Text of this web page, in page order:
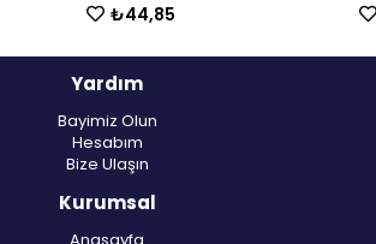
₺44,85
Yardım
Bayimiz Olun
Hesabım
Bize Ulaşın
Kurumsal
Anasayfa